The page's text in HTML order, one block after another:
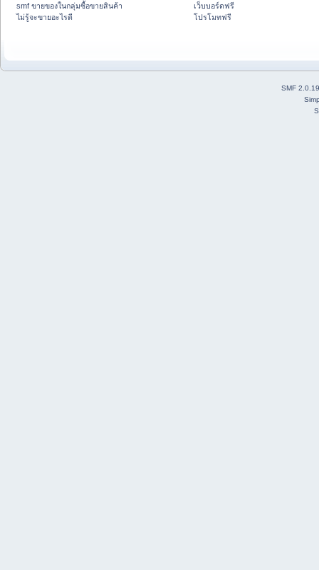
smf ขายของในกลุ่มซื้อขายสินค้า
ไม่รู้จะขายอะไรดี
เว็บบอร์ดฟรี
โปรโมทฟรี
SMF 2.0.19